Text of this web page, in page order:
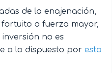
de la enajenación,
o fuerza mayor,
no es
a lo dispuesto por esta